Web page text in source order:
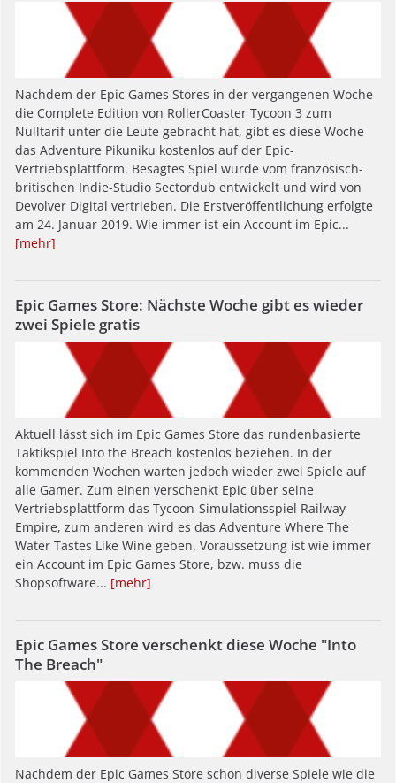
Nachdem der Epic Games Stores in der vergangenen Woche
die Complete Edition von RollerCoaster Tycoon 3 zum
Nulltarif unter die Leute gebracht hat, gibt es diese Woche
das Adventure Pikuniku kostenlos auf der Epic-
Vertriebsplattform. Besagtes Spiel wurde vom französisch-
britischen Indie-Studio Sectordub entwickelt und wird von
Devolver Digital vertrieben. Die Erstveröffentlichung erfolgte
am 24. Januar 2019. Wie immer ist ein Account im Epic...
[mehr]
Epic Games Store: Nächste Woche gibt es wieder
zwei Spiele gratis
Aktuell lässt sich im Epic Games Store das rundenbasierte
Taktikspiel Into the Breach kostenlos beziehen. In der
kommenden Wochen warten jedoch wieder zwei Spiele auf
alle Gamer. Zum einen verschenkt Epic über seine
Vertriebsplattform das Tycoon-Simulationsspiel Railway
Empire, zum anderen wird es das Adventure Where The
Water Tastes Like Wine geben. Voraussetzung ist wie immer
ein Account im Epic Games Store, bzw. muss die
Shopsoftware... [mehr]
Epic Games Store verschenkt diese Woche "Into
The Breach"
Nachdem der Epic Games Store schon diverse Spiele wie die